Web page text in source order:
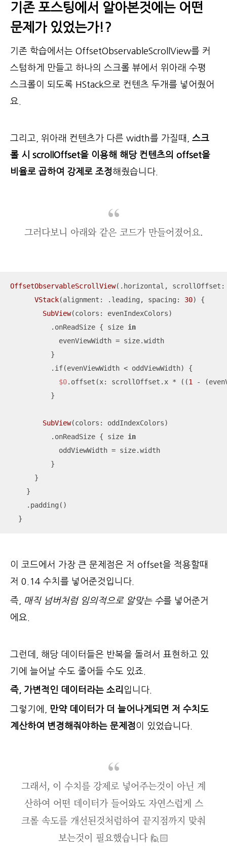
기존 포스팅에서 알아본것에는 어떤
문제가 있었는가!?
기존 학습에서는 OffsetObservableScrollView를 커
스텀하게 만들고 하나의 스크롤 뷰에서 위아래 수평
스크롤이 되도록 HStack으로 컨텐츠 두개를 넣어줬어
요.
그리고, 위아래 컨텐츠가 다른 width를 가질때, 스크
롤 시 scrollOffset을 이용해 해당 컨텐츠의 offset을
비율로 곱하여 강제로 조정해줬습니다.
그러다보니 아래와 같은 코드가 만들어졌어요.
OffsetObservableScrollView(.horizontal,
VStack(alignment: .leading, spacing: 30) {
SubView(colors: evenIndexColors)
          .onReadSize { size
in
            evenViewWidth
= size.width
          }
          .if(evenViewWidth
< oddViewWidth) {
$0.offset(x: scrollOffset.x * ((1 -
          }
SubView(colors: oddIndexColors)
          .onReadSize { size
in
            oddViewWidth
= size.width
          }
      }
    }
    .padding()
  }
이 코드에서 가장 큰 문제점은 저 offset을 적용할때
저 0.14 수치를 넣어준것입니다.
즉, 매직 넘버처럼 임의적으로 알맞는 수를 넣어준거
에요.
그런데, 해당 데이터들은 반복을 돌려서 표현하고 있
기에 늘어날 수도 줄어들 수도 있죠.
즉, 가변적인 데이터라는 소리 입니다.
그렇기에,
만약 데이터가 더 늘어나게되면 저 수치도
계산하여 변경해줘야하는 문제점이 있었습니다.
그래서, 이 수치를 강제로 넣어주는것이 아닌 계
산하여 어떤 데이터가 들어와도 자연스럽게 스
크롤 속도를 개선된것처럼하여 끝지점까지 맞춰
보는것이 필요했습니다 🙋🏻